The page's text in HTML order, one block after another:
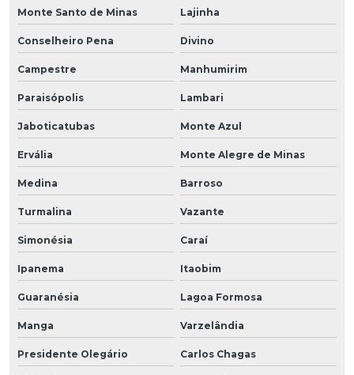
Monte Santo de Minas Lajinha
Conselheiro Pena Divino
Campestre Manhumirim
Paraisópolis Lambari
Jaboticatubas Monte Azul
Ervália Monte Alegre de Minas
Medina Barroso
Turmalina Vazante
Simonésia Caraí
Ipanema Itaobim
Guaranésia Lagoa Formosa
Manga Varzelândia
Presidente Olegário Carlos Chagas